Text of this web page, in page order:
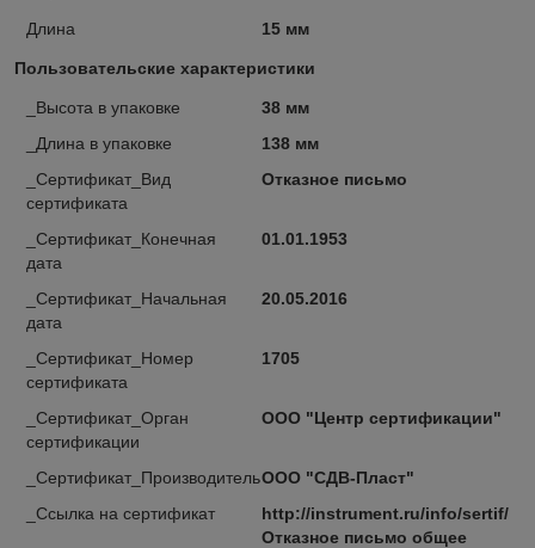
Длина 15 мм
Пользовательские характеристики
_Высота в упаковке
38 мм
_Длина в упаковке
138 мм
_Сертификат_Вид
сертификата
Отказное письмо
_Сертификат_Конечная
дата
01.01.1953
_Сертификат_Начальная
дата
20.05.2016
_Сертификат_Номер
сертификата
1705
_Сертификат_Орган
сертификации
ООО "Центр сертификации"
_Сертификат_ПроизводительООО "СДВ-Пласт"
_Ссылка на сертификат
http://instrument.ru/info/sertif/
Отказное письмо общее